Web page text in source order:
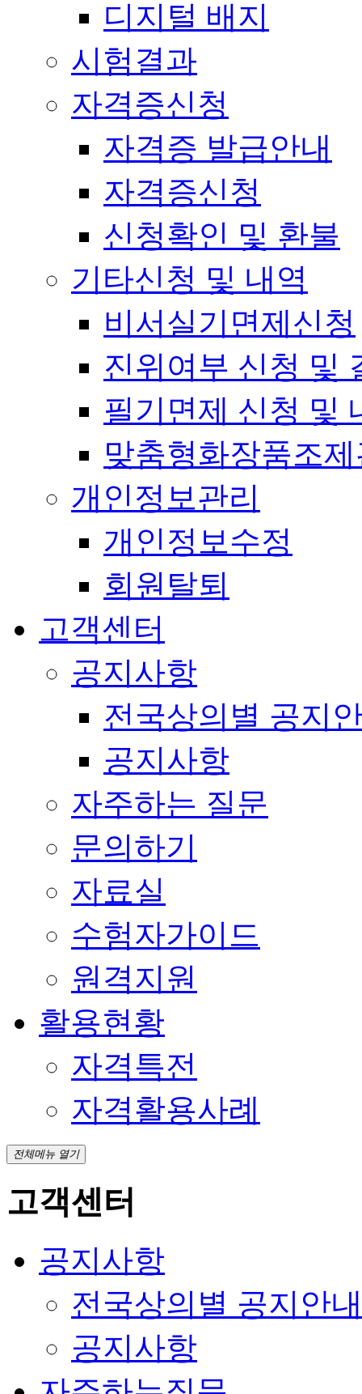
디지털 배지
시험결과
자격증신청
자격증 발급안내
자격증신청
신청확인 및 환불
기타신청 및 내역
비서실기면제신청
진위여부 신청 및
필기면제 신청 및
맞춤형화장품조
개인정보관리
개인정보수정
회원탈퇴
고객센터
공지사항
전국상의별 공지
공지사항
자주하는 질문
문의하기
자료실
수험자가이드
원격지원
활용현황
자격특전
자격활용사례
전체메뉴 열기
고객센터
공지사항
전국상의별 공지안내
공지사항